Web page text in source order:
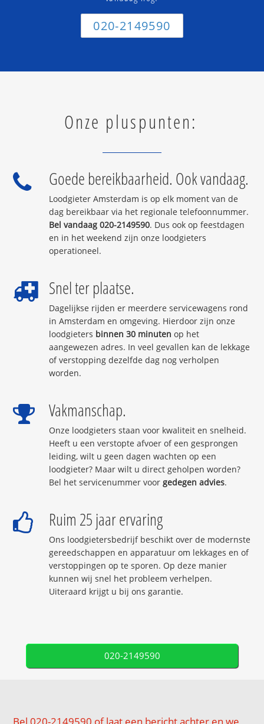
020-2149590
Onze pluspunten:
Goede bereikbaarheid. Ook vandaag.
Loodgieter Amsterdam is op elk moment van de
dag bereikbaar via het regionale telefoonnummer.
Bel vandaag 020-2149590. Dus ook op feestdagen
en in het weekend zijn onze loodgieters
operationeel.
Snel ter plaatse.
Dagelijkse rijden er meerdere servicewagens rond
in Amsterdam en omgeving. Hierdoor zijn onze
loodgieters binnen 30 minuten op het
aangewezen adres. In veel gevallen kan de lekkage
of verstopping dezelfde dag nog verholpen
worden.
Vakmanschap.
Onze loodgieters staan voor kwaliteit en snelheid.
Heeft u een verstopte afvoer of een gesprongen
leiding, wilt u geen dagen wachten op een
loodgieter? Maar wilt u direct geholpen worden?
Bel het servicenummer voor gedegen advies.
Ruim 25 jaar ervaring
Ons loodgietersbedrijf beschikt over de modernste
gereedschappen en apparatuur om lekkages en of
verstoppingen op te sporen. Op deze manier
kunnen wij snel het probleem verhelpen.
Uiteraard krijgt u bij ons garantie.
020-2149590
Bel 020-2149590 of laat een bericht achter en we